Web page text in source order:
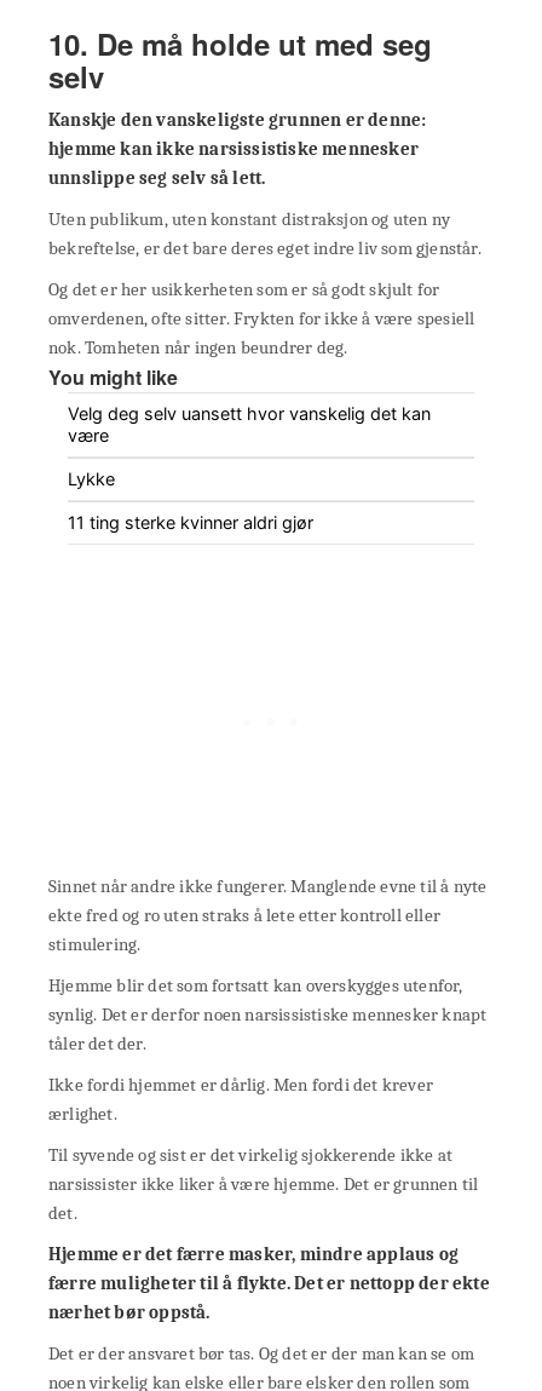
10. De må holde ut med seg
selv
Kanskje den vanskeligste grunnen er denne:
hjemme kan ikke narsissistiske mennesker
unnslippe seg selv så lett.
Uten publikum, uten konstant distraksjon og uten ny
bekreftelse, er det bare deres eget indre liv som gjenstår.
Og det er her usikkerheten som er så godt skjult for
omverdenen, ofte sitter. Frykten for ikke å være spesiell
nok. Tomheten når ingen beundrer deg.
You might like
Velg deg selv uansett hvor vanskelig det kan
være
Lykke
11 ting sterke kvinner aldri gjør
Sinnet når andre ikke fungerer. Manglende evne til å nyte
ekte fred og ro uten straks å lete etter kontroll eller
stimulering.
Hjemme blir det som fortsatt kan overskygges utenfor,
synlig. Det er derfor noen narsissistiske mennesker knapt
tåler det der.
Ikke fordi hjemmet er dårlig. Men fordi det krever
ærlighet.
Til syvende og sist er det virkelig sjokkerende ikke at
narsissister ikke liker å være hjemme. Det er grunnen til
det.
Hjemme er det færre masker, mindre applaus og
færre muligheter til å flykte. Det er nettopp der ekte
nærhet bør oppstå.
Det er der ansvaret bør tas. Og det er der man kan se om
noen virkelig kan elske eller bare elsker den rollen som